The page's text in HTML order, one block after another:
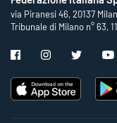
via Piranesi 46, 20137
Tribunale di Milano n° 63,